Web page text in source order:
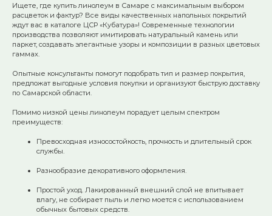
Ищете, где купить линолеум в Самаре с максимальным выбором
расцветок и фактур? Все виды качественных напольных покрытий
ждут вас в каталоге ЦСР «Кубатура»! Современные технологии
производства позволяют имитировать натуральный камень или
паркет, создавать элегантные узоры и композиции в разных цветовых
гаммах.
Опытные консультанты помогут подобрать тип и размер покрытия,
предложат выгодные условия покупки и организуют быструю доставку
по Самарской области.
Помимо низкой цены линолеум порадует целым спектром
преимуществ:
Превосходная износостойкость, прочность и длительный срок
службы.
Разнообразие декоративного оформления.
Простой уход. Лакированный внешний слой не впитывает
влагу, не собирает пыль и легко моется с использованием
обычных бытовых средств.